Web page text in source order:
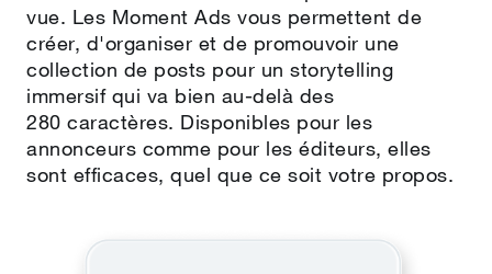
vue. Les Moment Ads vous permettent de
créer, d'organiser et de promouvoir une
collection de posts pour un storytelling
immersif qui va bien au‑delà des
280 caractères. Disponibles pour les
annonceurs comme pour les éditeurs, elles
sont efficaces, quel que ce soit votre propos.